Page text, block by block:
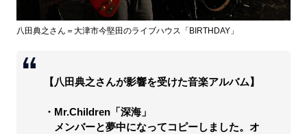
八田典之さん＝大津市今堅田のライブハウス「BIRTHDAY」
【八田典之さんが影響を受けた音楽アルバム】
・Mr.Children「深海」
メンバーと夢中になってコピーしました。オ